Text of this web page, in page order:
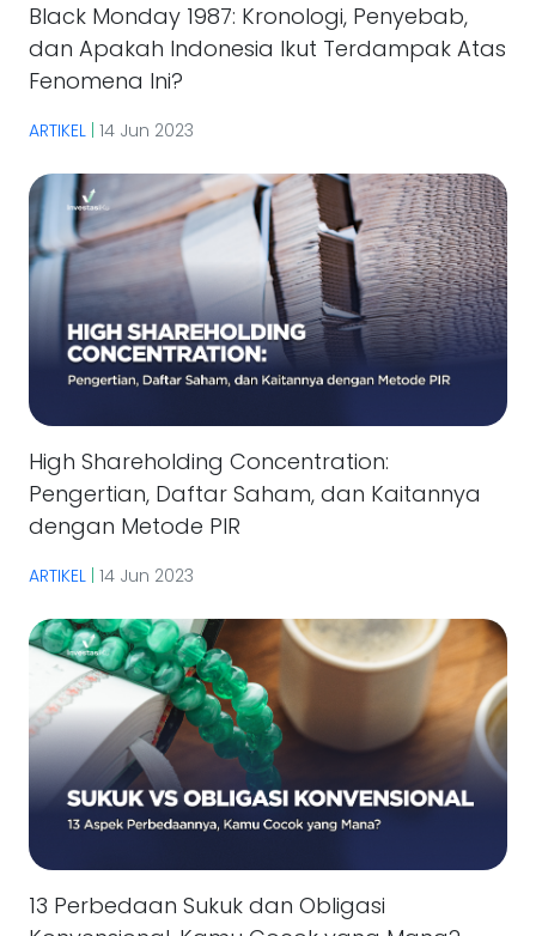
Black Monday 1987: Kronologi, Penyebab,
dan Apakah Indonesia Ikut Terdampak Atas
Fenomena Ini?
ARTIKEL 14 Jun 2023
High Shareholding Concentration:
Pengertian, Daftar Saham, dan Kaitannya
dengan Metode PIR
ARTIKEL | 14 Jun 2023
13 Perbedaan Sukuk dan Obligasi